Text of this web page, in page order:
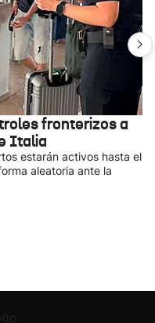
fronterizos a
Italia
estarán activos hasta el
aleatoria ante la